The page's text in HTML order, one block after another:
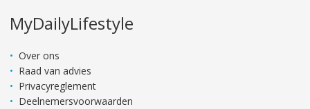
MyDailyLifestyle
Over ons
Raad van advies
Privacyreglement
Deelnemersvoorwaarden